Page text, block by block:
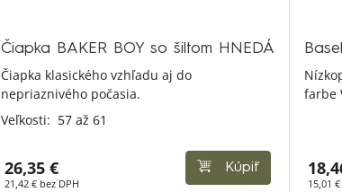
Čiapka BAKER BOY so šiltom HNEDÁ
Čiapka klasického vzhľadu aj do
nepriaznivého počasia.
Veľkosti: 57 až 61
26,35 €
21,42 € bez DPH
Kúpiť
farbe
15,01